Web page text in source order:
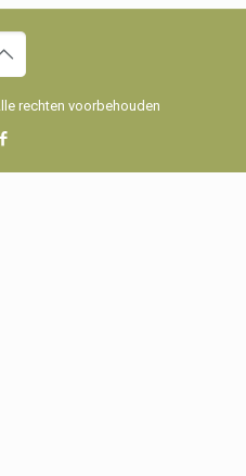
rechten voorbehouden